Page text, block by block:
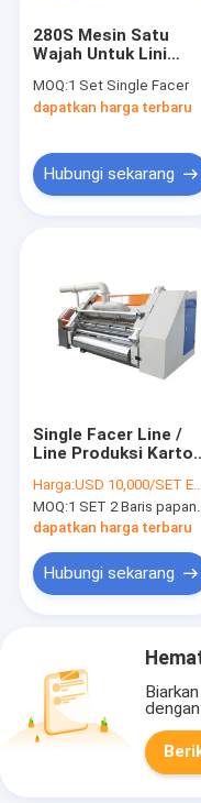
280S Mesin Satu
Wajah Untuk Lini
Bergelombang
MOQ:1 Set Single Facer
dapatkan harga terbaru
Hubungi sekarang
Single Facer Line /
Line Produksi
Harga:USD 10,000/SET EXW FACTORY
MOQ:1 SET 2 Baris papan bergelombang
dapatkan harga terbaru
Hubungi sekarang